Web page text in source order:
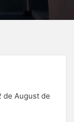
de August de